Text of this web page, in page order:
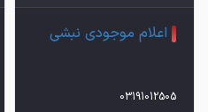
اعلام موجودی نبشی